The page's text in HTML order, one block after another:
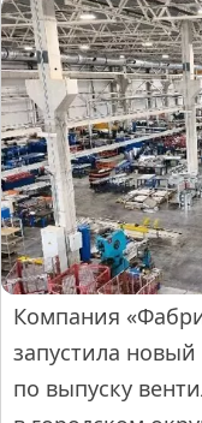
Компания
запустила
по выпуску